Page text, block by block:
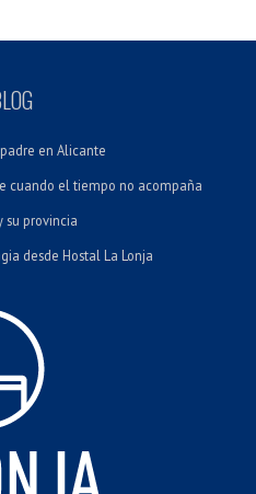
en Alicante
cuando el tiempo no acompaña
su provincia
desde Hostal La Lonja